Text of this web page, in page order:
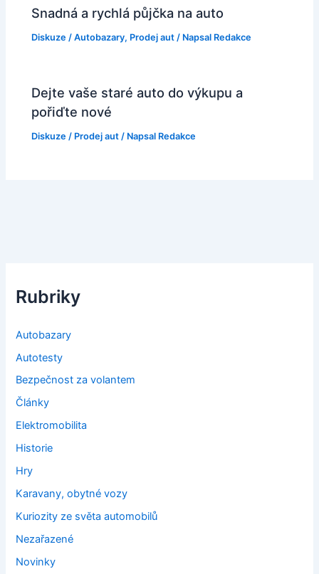
Snadná a rychlá půjčka na auto
Diskuze /Autobazary, Prodej aut / Napsal Redakce
Dejte vaše staré auto do výkupu a
pořiďte nové
Diskuze / Prodej aut / Napsal Redakce
Rubriky
Autobazary
Autotesty
Bezpečnost za volantem
Články
Elektromobilita
Historie
Hry
Karavany, obytné vozy
Kuriozity ze světa automobilů
Nezařazené
Novinky